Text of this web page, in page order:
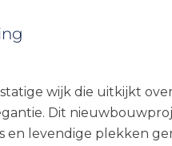
statige wijk die uitkijkt
Dit
en levendige plekken